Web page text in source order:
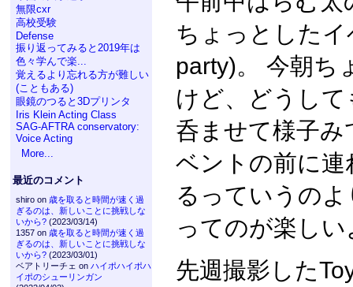
無限cxr
高校受験
Defense
振り返ってみると2019年は
色々学んで楽...
覚えるより忘れる方が難しい
(こともある)
眼鏡のつると3Dプリンタ
Iris Klein Acting Class
SAG-AFTRA conservatory:
Voice Acting
More...
最近のコメント
shiro on 歳を取ると時間が速く過
ぎるのは、新しいことに挑戦しな
いから?(2023/03/14)
1357 on 歳を取ると時間が速く過
ぎるのは、新しいことに挑戦しな
いから?(2023/03/01)
ベアトリーチェ on ハイポハイポハ
イポのシューリンガン
ちょっとした
party)。 今朝ち
けど、どうし
呑ませて様子
ベントの前に
るっていうの
ってのが楽し
先週撮影した